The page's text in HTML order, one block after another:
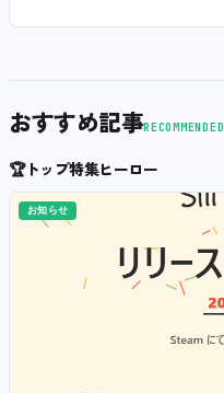
おすすめ記事RECOMMENDED
🏆トップ特集ヒーロー
お知らせ